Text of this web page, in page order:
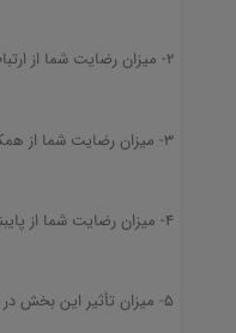
2- میزان رضایت شما از ارتباط و پاسخگویی فرد رابط؟ (3)
3- میزان رضایت شما از همکاری شرکت متقاضی با شما؟ (4.5)
4- میزان رضایت شما از پایبندی به تعهدات این شرکت؟ (3.5)
5- میزان تأثیر این بخش در پیشبرد اهداف شما؟ (4)